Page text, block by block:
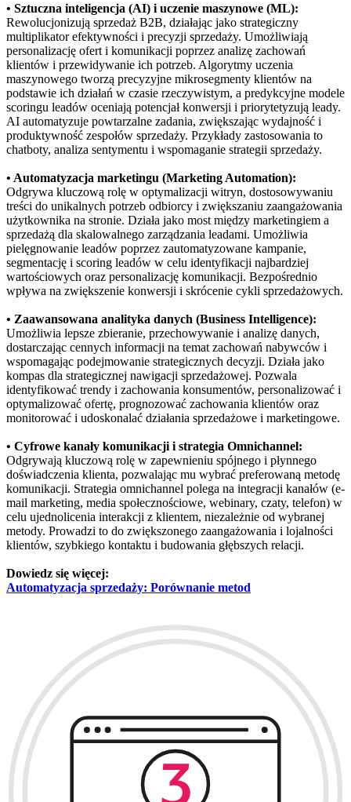
• Sztuczna inteligencja (AI) i uczenie maszynowe (ML):
Rewolucjonizują sprzedaż B2B, działając jako strategiczny
multiplikator efektywności i precyzji sprzedaży. Umożliwiają
personalizację ofert i komunikacji poprzez analizę zachowań
klientów i przewidywanie ich potrzeb. Algorytmy uczenia
maszynowego tworzą precyzyjne mikrosegmenty klientów na
podstawie ich działań w czasie rzeczywistym, a predykcyjne modele
scoringu leadów oceniają potencjał konwersji i priorytetyzują leady.
AI automatyzuje powtarzalne zadania, zwiększając wydajność i
produktywność zespołów sprzedaży. Przykłady zastosowania to
chatboty, analiza sentymentu i wspomaganie strategii sprzedaży.
• Automatyzacja marketingu (Marketing Automation):
Odgrywa kluczową rolę w optymalizacji witryn, dostosowywaniu
treści do unikalnych potrzeb odbiorcy i zwiększaniu zaangażowania
użytkownika na stronie. Działa jako most między marketingiem a
sprzedażą dla skalowalnego zarządzania leadami. Umożliwia
pielęgnowanie leadów poprzez zautomatyzowane kampanie,
segmentację i scoring leadów w celu identyfikacji najbardziej
wartościowych oraz personalizację komunikacji. Bezpośrednio
wpływa na zwiększenie konwersji i skrócenie cykli sprzedażowych.
• Zaawansowana analityka danych (Business Intelligence):
Umożliwia lepsze zbieranie, przechowywanie i analizę danych,
dostarczając cennych informacji na temat zachowań nabywców i
wspomagając podejmowanie strategicznych decyzji. Działa jako
kompas dla strategicznej nawigacji sprzedażowej. Pozwala
identyfikować trendy i zachowania konsumentów, personalizować i
optymalizować ofertę, prognozować zachowania klientów oraz
monitorować i udoskonalać działania sprzedażowe i marketingowe.
• Cyfrowe kanały komunikacji i strategia Omnichannel:
Odgrywają kluczową rolę w zapewnieniu spójnego i płynnego
doświadczenia klienta, pozwalając mu wybrać preferowaną metodę
komunikacji. Strategia omnichannel polega na integracji kanałów (e-
mail marketing, media społecznościowe, webinary, czaty, telefon) w
celu ujednolicenia interakcji z klientem, niezależnie od wybranej
metody. Prowadzi to do zwiększonego zaangażowania i lojalności
klientów, szybkiego kontaktu i budowania głębszych relacji.
Dowiedz się więcej:
Automatyzacja sprzedaży: Porównanie metod